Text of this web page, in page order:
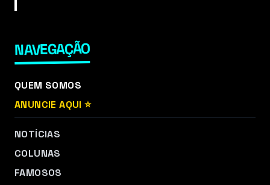
NAVEGAÇÃO
QUEM SOMOS
ANUNCIE AQUI ⭐
NOTÍCIAS
COLUNAS
FAMOSOS